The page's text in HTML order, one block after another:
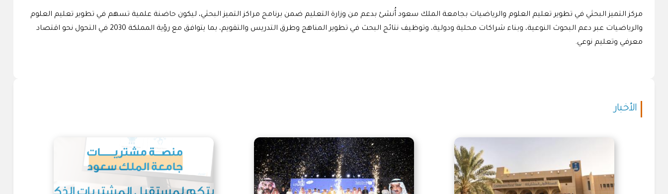
مركز التميز البحثي في تطوير تعليم العلوم والرياضيات بجامعة الملك سعود أُنشئ بدعم من وزارة التعليم ضمن برنامج مراكز التميز البحثي، ليكون حاضنة علمية تسهم في تطوير تعليم العلوم
والرياضيات عبر دعم البحوث النوعية، وبناء شراكات محلية ودولية، وتوظيف نتائج البحث في تطوير المناهج وطرق التدريس والتقويم، بما يتوافق مع رؤية المملكة 2030 في التحول نحو اقتصاد
معرفي وتعليم نوعي.
الأخبار